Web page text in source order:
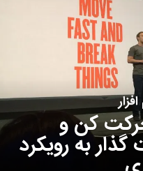
کن و
به رویکرد